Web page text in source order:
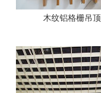
木纹铝格栅吊顶